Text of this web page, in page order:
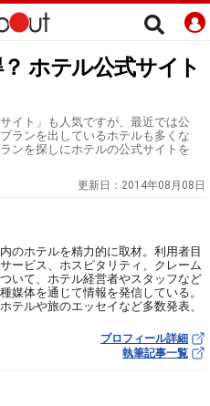
ホテル公式サイト
イト」も人気ですが、最近では公
ランを出しているホテルも多くな
ンを探しにホテルの公式サイトを
更新日： 2014年08月08日
のホテルを精力的に取材。利用者目
ービス、ホスピタリティ、クレーム
いて、ホテル経営者やスタッフなど
媒体を通じて情報を発信している。
テルや旅のエッセイなど多数発表、
プロフィール詳細
執筆記事一覧